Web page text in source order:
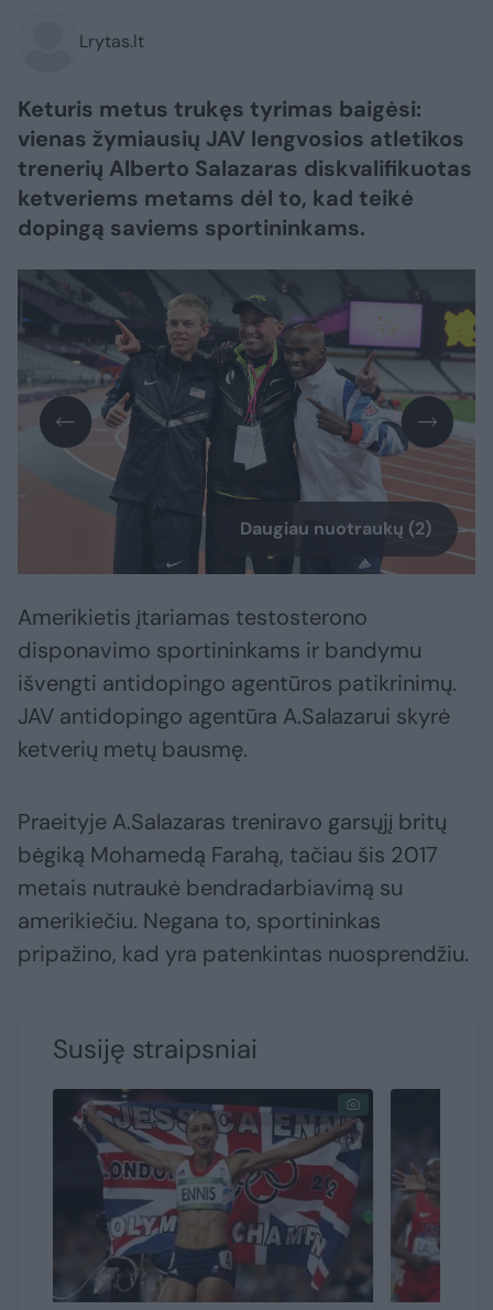
Lrytas.lt
Keturis metus trukęs tyrimas baigėsi:
vienas žymiausių JAV lengvosios atletikos
trenerių Alberto Salazaras diskvalifikuotas
ketveriems metams dėl to, kad teikė
dopingą saviems sportininkams.
Daugiau nuotraukų (2)
Amerikietis įtariamas testosterono
disponavimo sportininkams ir bandymu
išvengti antidopingo agentūros patikrinimų.
JAV antidopingo agentūra A.Salazarui skyrė
ketverių metų bausmę.
Praeityje A.Salazaras treniravo garsųjį britų
bėgiką Mohamedą Farahą, tačiau šis 2017
metais nutraukė bendradarbiavimą su
amerikiečiu. Negana to, sportininkas
pripažino, kad yra patenkintas nuosprendžiu.
Susiję straipsniai